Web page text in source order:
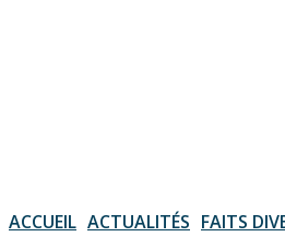
ACCUEIL ACTUALITÉS FAITS